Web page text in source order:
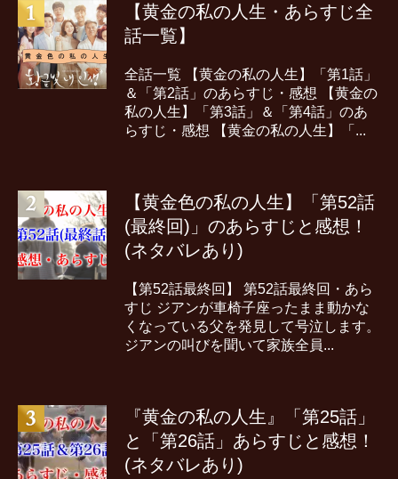
【黄金の私の人生・あらすじ全
話一覧】
全話一覧 【黄金の私の人生】「第1話」
＆「第2話」のあらすじ・感想 【黄金の
私の人生】「第3話」＆「第4話」のあ
らすじ・感想 【黄金の私の人生】「...
【黄金色の私の人生】「第52話
(最終回)」のあらすじと感想！
(ネタバレあり)
【第52話最終回】 第52話最終回・あら
すじ ジアンが車椅子座ったまま動かな
くなっている父を発見して号泣します。
ジアンの叫びを聞いて家族全員...
『黄金の私の人生』「第25話」
と「第26話」あらすじと感想！
(ネタバレあり)